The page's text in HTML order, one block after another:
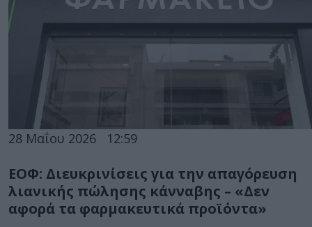
28 Μαΐου 2026 12:59
ΕΟΦ: Διευκρινίσεις για την απαγόρευση
λιανικής πώλησης κάνναβης – «Δεν
αφορά τα φαρμακευτικά προϊόντα»